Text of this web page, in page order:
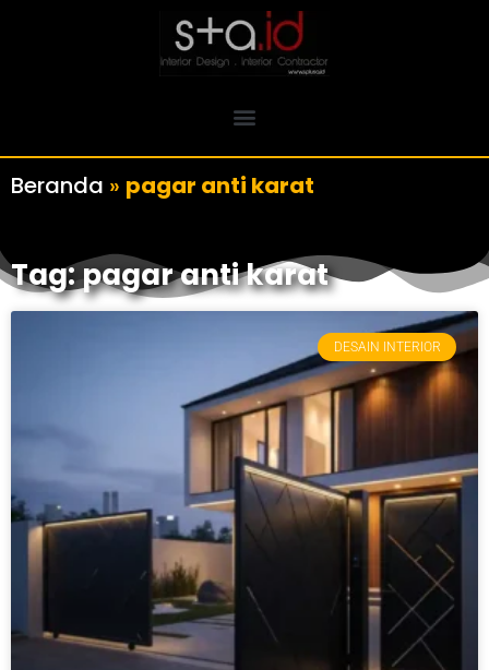
Beranda » pagar anti karat
Tag: pagar anti karat
DESAIN INTERIOR